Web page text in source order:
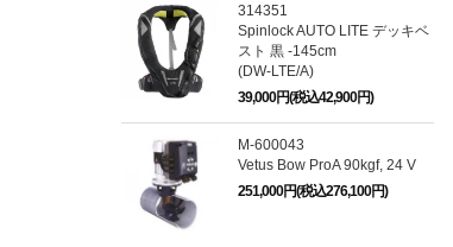
314351
Spinlock AUTO LITE デッキベ
スト 黒 -145cm
(DW-LTE/A)
39,000円(税込42,900円)
M-600043
Vetus Bow ProA 90kgf, 24 V
251,000円(税込276,100円)